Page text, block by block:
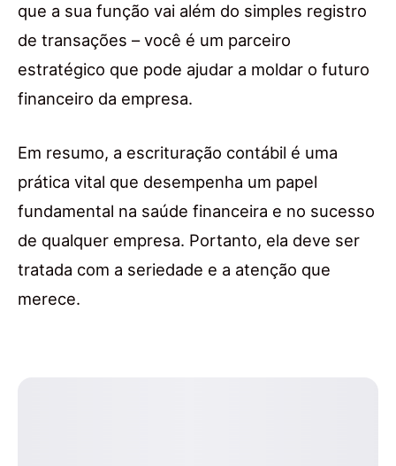
que a sua função vai além do simples registro
de transações – você é um parceiro
estratégico que pode ajudar a moldar o futuro
financeiro da empresa.
Em resumo, a escrituração contábil é uma
prática vital que desempenha um papel
fundamental na saúde financeira e no sucesso
de qualquer empresa. Portanto, ela deve ser
tratada com a seriedade e a atenção que
merece.